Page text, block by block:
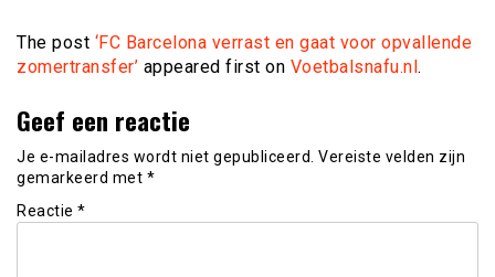
The post ‘FC Barcelona verrast en gaat voor opvallende
zomertransfer’ appeared first on Voetbalsnafu.nl.
Geef een reactie
Je e-mailadres wordt niet gepubliceerd. Vereiste velden zijn
gemarkeerd met *
Reactie *